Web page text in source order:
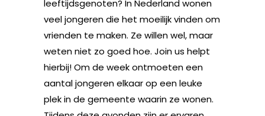
leeftijdsgenoten? In Nederland wonen
veel jongeren die het moeilijk vinden om
vrienden te maken. Ze willen wel, maar
weten niet zo goed hoe. Join us helpt
hierbij! Om de week ontmoeten een
aantal jongeren elkaar op een leuke
plek in de gemeente waarin ze wonen.